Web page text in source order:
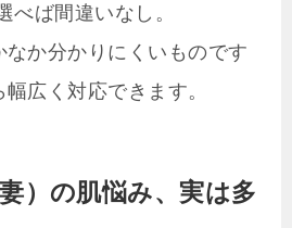
べば間違いなし。
か分かりにくいものです
広く対応できます。
）の肌悩み、実は多